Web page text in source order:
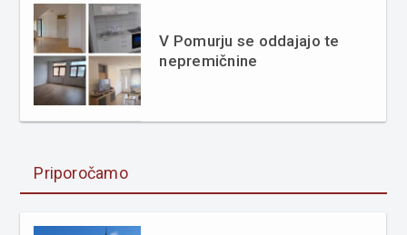
V Pomurju se oddajajo te
nepremičnine
Priporočamo